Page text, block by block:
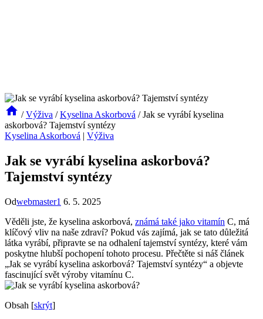
/ Výživa / Kyselina Askorbová / Jak se vyrábí kyselina
askorbová? Tajemství syntézy
Kyselina Askorbová | Výživa
Jak se vyrábí kyselina askorbová?
Tajemství syntézy
Odwebmaster1 6. 5. 2025
Věděli jste, že kyselina askorbová, známá také jako vitamín C, má
klíčový vliv na naše zdraví? Pokud vás zajímá, jak se tato důležitá
látka vyrábí, připravte se na odhalení tajemství syntézy, které vám
poskytne hlubší pochopení tohoto procesu. Přečtěte si náš článek
„Jak se vyrábí kyselina askorbová? Tajemství syntézy“ a objevte
fascinující svět výroby vitamínu C.
Obsah [skrýt]